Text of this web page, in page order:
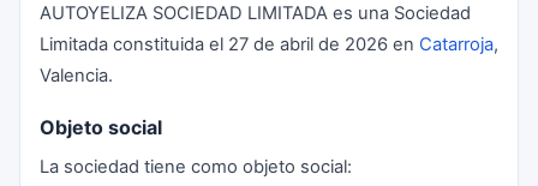
AUTOYELIZA SOCIEDAD LIMITADA es una Sociedad
Limitada constituida el 27 de abril de 2026 en Catarroja,
Valencia.
Objeto social
La sociedad tiene como objeto social: